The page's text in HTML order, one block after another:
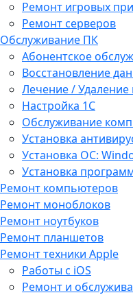
Ремонт игровых
Ремонт серверов
Обслуживание ПК
Абонентское
Восстановление
Лечение / Удаление
Настройка 1С
Обслуживание
Установка
Установка ОС:
Установка
Ремонт компьютеров
Ремонт моноблоков
Ремонт ноутбуков
Ремонт планшетов
Ремонт техники Apple
Работы с iOS
Ремонт и